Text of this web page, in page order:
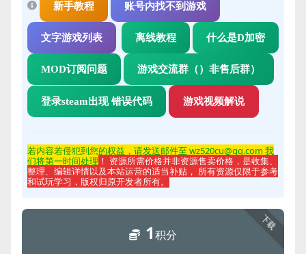
新手教程 账号内找不到游戏
文字游戏列表 离线教程 什么是D加密
MOD订阅问题 游戏交流群（）非售后群）
登录steam出现 错误代码 游戏视频解说
若内容若侵犯到您的权益，请发送邮件至 wz520cu@qq.com 我
们将第一时间处理 ！ 资源所需价格并非资源售卖价格，是收集、
整理、编辑详情以及本站运营的适当补贴， 所有资源仅限于参考
和试玩学习，版权归原开发者所有。
下载
1积分